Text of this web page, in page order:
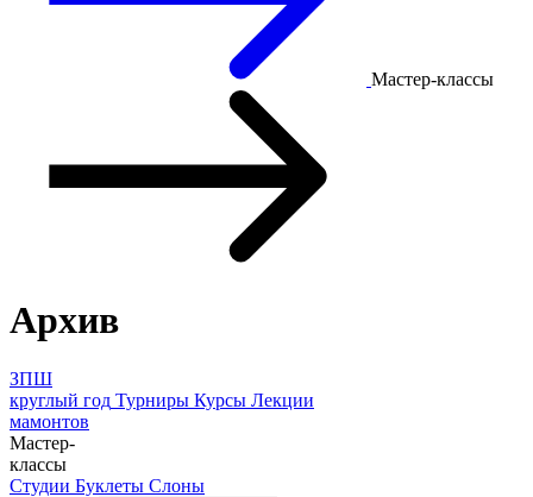
Мастер-классы
Архив
ЗПШ
круглый год Турниры Курсы Лекции
мамонтов
Мастер-
классы
Студии Буклеты Слоны